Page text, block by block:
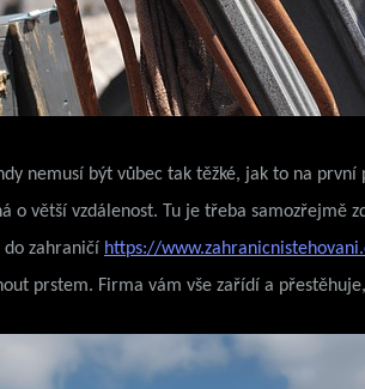
nemusí být vůbec tak těžké, jak to na
o větší vzdálenost. Tu je třeba
do zahraničí https://
prstem. Firma vám vše zařídí a